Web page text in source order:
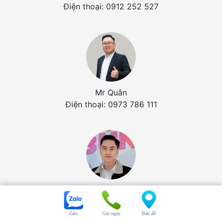
Điện thoại: 0912 252 527
Mr Quân
Điện thoại: 0973 786 111
Mr Tấn
Điện thoại: 0984 253 666
Bản đồ
Gọi ngay
Zalo